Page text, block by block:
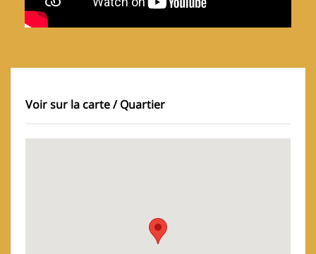
Voir sur la carte / Quartier